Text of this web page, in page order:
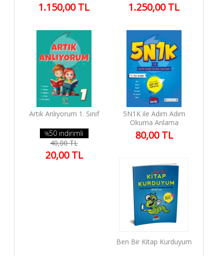
1.150,00 TL 1.250,00 TL
Artık Anlıyorum 1. Sınıf
%50 indirimli
40,00 TL
20,00 TL
5N1K ile Adım Adım
Okuma Anlama
80,00 TL
Ben Bir Kitap Kurduyum